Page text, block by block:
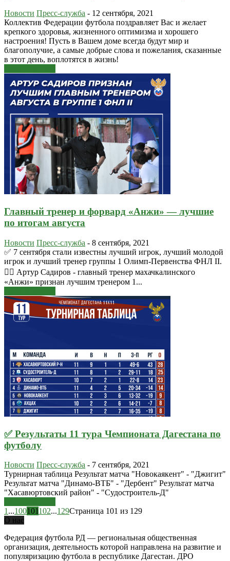
Новости Пресс-служба - 12 сентября, 2021
Коллектив Федерации футбола поздравляет Вас и желает
крепкого здоровья, жизненного оптимизма и хорошего
настроения! Пусть в Вашем доме всегда будут мир и
благополучие, а самые добрые слова и пожелания, сказанные
в этот день, воплотятся в жизнь!
Главный тренер и форвард «Анжи» — лучшие
по итогам августа
Новости Пресс-служба - 8 сентября, 2021
✅ 7 сентября стали известны лучший игрок, лучший молодой
игрок и лучший тренер группы 1 Олимп-Первенства ФНЛ II.
🙋‍♂️ Артур Садиров - главный тренер махачкалинского
«Анжи» признан лучшим тренером 1...
✅ Результаты 11 тура Чемпионата Дагестана по
футболу
Новости Пресс-служба - 7 сентября, 2021
Турнирная таблица Результат матча "Новокаякент" - "Джигит"
Результат матча "Динамо-ВТБ" - "Дербент" Результат матча
"Хасавюртовский район" - "Судостроитель-Д"
1 ...100101102...129Страница 101 из 129
О нас
Федерация футбола РД — региональная общественная
организация, деятельность которой направлена на развитие и
популяризацию футбола в республике Дагестан. ДРО